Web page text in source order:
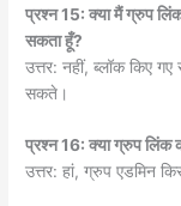
प्रश्न 15: क्या मैं ग्रुप
सकता हूँ?
उत्तर: नहीं, ब्लॉक किए
सकते।
प्रश्न 16: क्या ग्रुप लिंक
उत्तर: हां, ग्रुप एडमिन